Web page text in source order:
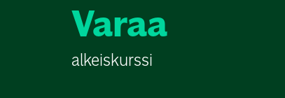
Varaa
alkeiskurssi